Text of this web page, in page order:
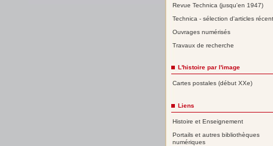
Revue Technica (jusqu'en 1947)
Technica - sélection d'articles
Ouvrages numérisés
Travaux de recherche
L'histoire par l'image
Cartes postales (début XXe)
Liens
Histoire et Enseignement
Portails et autres bibliothèques
numériques